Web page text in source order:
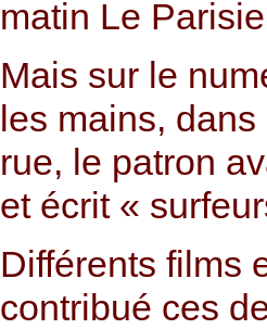
matin Le
Mais sur le
les mains,
rue, le patron
et écrit «
Différents films
contribué ces